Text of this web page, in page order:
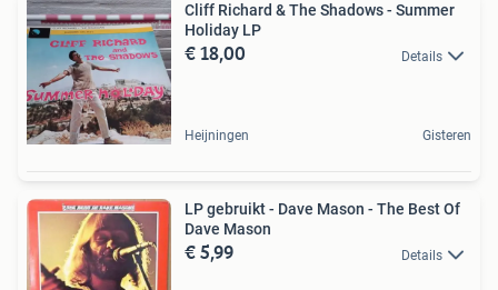
Cliff Richard & The Shadows - Summer
Holiday LP
€ 18,00 Details
Heijningen Gisteren
LP gebruikt - Dave Mason - The Best Of
Dave Mason
€ 5,99 Details